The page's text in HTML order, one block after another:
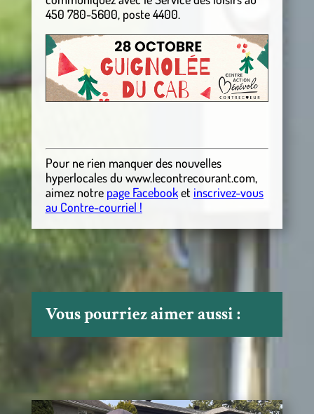
450 780-5600, poste 4400.
Pour ne rien manquer des nouvelles
hyperlocalesdu www.lecontrecourant.com,
aimez notre page Facebooket inscrivez-vous
au Contre-courriel !
Vous pourriez aimer aussi :